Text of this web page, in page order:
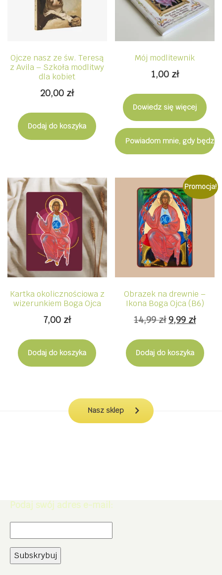
Ojcze nasz ze św. Teresą
z Avila – Szkoła modlitwy
dla kobiet
20,00 zł
Dodaj do koszyka
Mój modlitewnik
1,00 zł
Dowiedz się więcej
Powiadom mnie, gdy
Kartka okolicznościowa z
wizerunkiem Boga Ojca
7,00 zł
Dodaj do koszyka
Promocja!
Obrazek na drewnie –
Ikona Boga Ojca (B6)
14,99zł Pierwotna
wynosiła:
14,99 zł.
9,99 zł
9,99
Dodaj do koszyka
Nasz sklep
Podaj swój adres e-mail: